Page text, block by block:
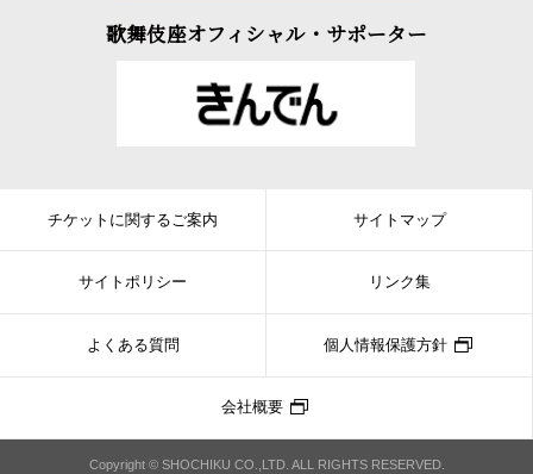
歌舞伎座オフィシャル・サポーター
チケットに関するご案内 サイトマップ
サイトポリシー リンク集
よくある質問 個人情報保護方針
会社概要
Copyright © SHOCHIKU CO.,LTD. ALL RIGHTS RESERVED.